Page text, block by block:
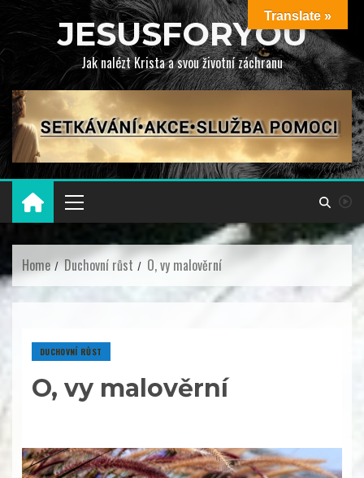
JESUSFORYOU
Jak nalézt Krista a svou životní záchranu
Home Duchovní růst O, vy malověrní
DUCHOVNÍ RŮST
O, vy malověrní
Translate »